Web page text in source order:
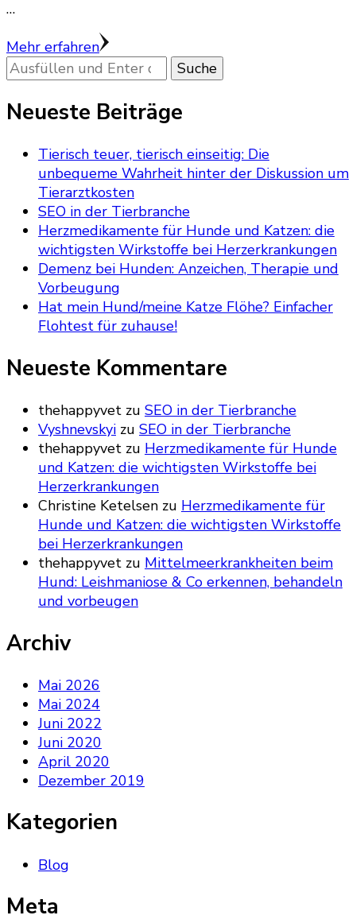
…
Mehr erfahren
Suchst
du
nach
etwas?
Neueste Beiträge
Tierisch teuer, tierisch einseitig: Die
unbequeme Wahrheit hinter der Diskussion um
Tierarztkosten
SEO in der Tierbranche
Herzmedikamente für Hunde und Katzen: die
wichtigsten Wirkstoffe bei Herzerkrankungen
Demenz bei Hunden: Anzeichen, Therapie und
Vorbeugung
Hat mein Hund/meine Katze Flöhe? Einfacher
Flohtest für zuhause!
Neueste Kommentare
thehappyvet zu SEO in der Tierbranche
Vyshnevskyi zu SEO in der Tierbranche
thehappyvet zu Herzmedikamente für Hunde
und Katzen: die wichtigsten Wirkstoffe bei
Herzerkrankungen
Christine Ketelsen zu Herzmedikamente für
Hunde und Katzen: die wichtigsten Wirkstoffe
bei Herzerkrankungen
thehappyvet zu Mittelmeerkrankheiten beim
Hund: Leishmaniose & Co erkennen, behandeln
und vorbeugen
Archiv
Mai 2026
Mai 2024
Juni 2022
Juni 2020
April 2020
Dezember 2019
Kategorien
Blog
Meta